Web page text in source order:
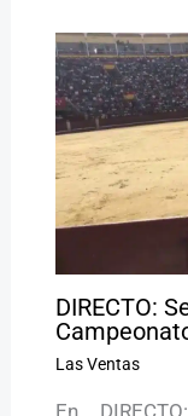
DIRECTO:
Las Ventas